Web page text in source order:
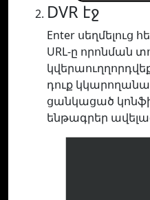
DVR էջ
Enter
URL-ը որոնման
դուք
ցանկացած
ենթագրեր